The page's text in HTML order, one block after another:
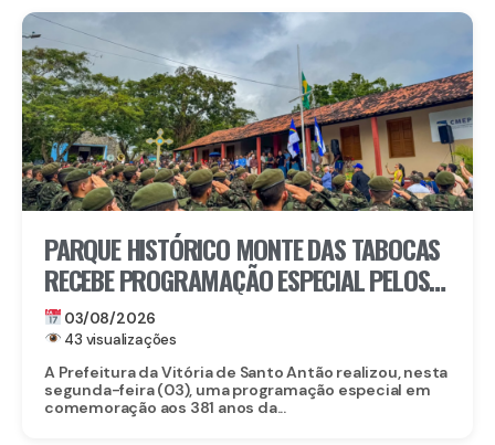
PARQUE HISTÓRICO MONTE DAS TABOCAS
RECEBE PROGRAMAÇÃO ESPECIAL PELOS
381 ANOS DA BATALHA DAS TABOCAS
03/08/2026
43 visualizações
A Prefeitura da Vitória de Santo Antão realizou, nesta
segunda-feira (03), uma programação especial em
comemoração aos 381 anos da...